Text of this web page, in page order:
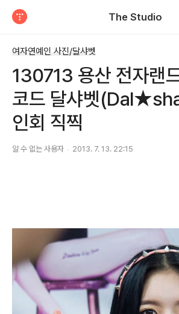
The Studio
여자연예인 사진/달샤벳
130713 용산 전자랜
코드 달샤벳
인회 직찍
알 수 없는 사용자 2013. 7. 13. 22:15